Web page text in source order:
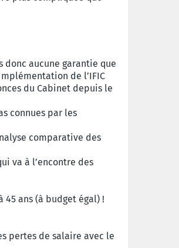
donc aucune garantie que
de l’IFIC
du Cabinet depuis le
connues par les
comparative des
va à l’encontre des
ans (à budget égal) !
pertes de salaire avec le